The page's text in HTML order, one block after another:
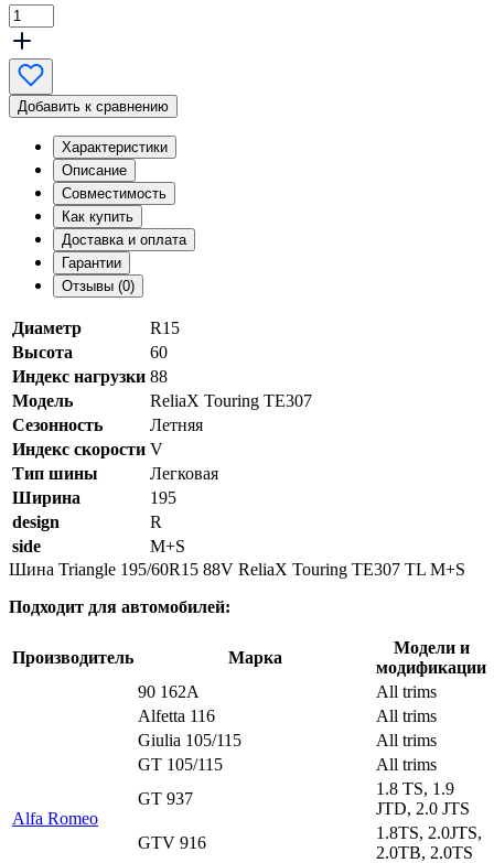
Добавить к сравнению
Характеристики
Описание
Совместимость
Как купить
Доставка и оплата
Гарантии
Отзывы (0)
Диаметр
R15
Высота
60
Индекс нагрузки 88
Модель
ReliaX Touring TE307
Сезонность
Летняя
Индекс скорости V
Тип шины
Легковая
Ширина
195
design
R
side
M+S
Шина Triangle 195/60R15 88V ReliaX Touring TE307 TL M+S
Подходит для автомобилей:
Производитель Марка
Модели и
модификации
Alfa Romeo
90 162A
All trims
Alfetta 116
All trims
Giulia 105/115
All trims
GT 105/115
All trims
GT 937
1.8 TS, 1.9
JTD, 2.0 JTS
GTV 916
1.8TS, 2.0JTS,
2.0TB, 2.0TS